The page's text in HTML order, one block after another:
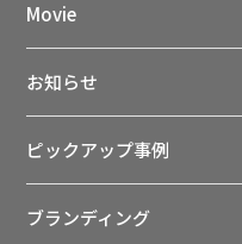
Movie
お知らせ
ピックアップ事例
ブランディング